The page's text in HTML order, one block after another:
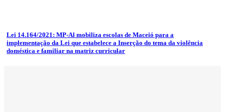
Lei 14.164/2021: MP-Al mobiliza escolas de Maceió para a
implementação da Lei que estabelece a Inserção do tema da violência
doméstica e familiar na matriz curricular